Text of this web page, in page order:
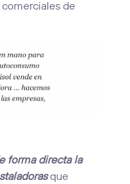
de
forma directa la
que